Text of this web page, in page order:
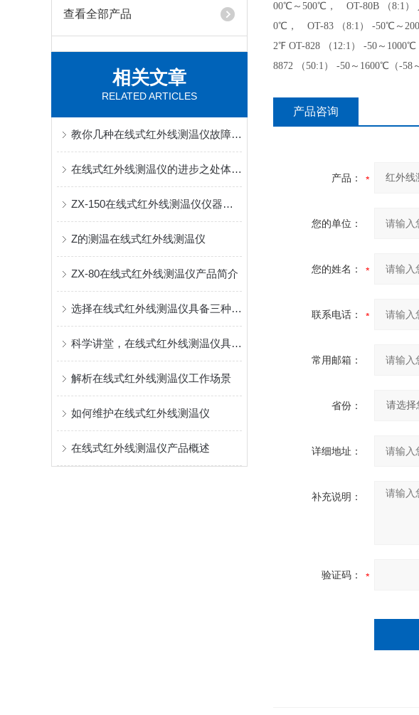
查看全部产品
相关文章
RELATED ARTICLES
教你几种在线式红外线测温仪故障的解决方法
在线式红外线测温仪的进步之处体现在哪
ZX-150在线式红外线测温仪仪器使用
Z的测温在线式红外线测温仪
ZX-80在线式红外线测温仪产品简介
选择在线式红外线测温仪具备三种测温方式
科学讲堂，在线式红外线测温仪具备三种测温方式
解析在线式红外线测温仪工作场景
如何维护在线式红外线测温仪
在线式红外线测温仪产品概述
00℃～500℃， OT-80B （8:1）
0℃， OT-83 （8:1） -50℃～
2℉ OT-828 （12:1） -50～
8872 （50:1） -50～1600℃（-58
产品咨询
产品：
您的单位：
您的姓名：
联系电话：
常用邮箱：
省份：
详细地址：
补充说明：
验证码：